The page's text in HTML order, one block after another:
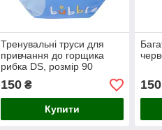
Тренувальні труси для
привчання до горщика
рибка DS, розмір 90
150₴
Купити
150